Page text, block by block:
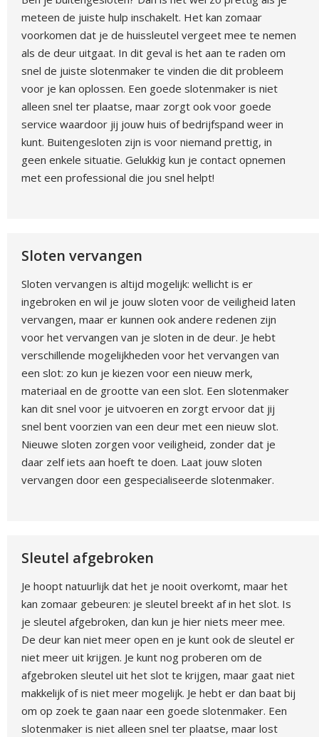
meteen de juiste hulp inschakelt. Het kan zomaar
voorkomen dat je de huissleutel vergeet mee te nemen
als de deur uitgaat. In dit geval is het aan te raden om
snel de juiste slotenmaker te vinden die dit probleem
voor je kan oplossen. Een goede slotenmaker is niet
alleen snel ter plaatse, maar zorgt ook voor goede
service waardoor jij jouw huis of bedrijfspand weer in
kunt. Buitengesloten zijn is voor niemand prettig, in
geen enkele situatie. Gelukkig kun je contact opnemen
met een professional die jou snel helpt!
Sloten vervangen
Sloten vervangen is altijd mogelijk: wellicht is er
ingebroken en wil je jouw sloten voor de veiligheid laten
vervangen, maar er kunnen ook andere redenen zijn
voor het vervangen van je sloten in de deur. Je hebt
verschillende mogelijkheden voor het vervangen van
een slot: zo kun je kiezen voor een nieuw merk,
materiaal en de grootte van een slot. Een slotenmaker
kan dit snel voor je uitvoeren en zorgt ervoor dat jij
snel bent voorzien van een deur met een nieuw slot.
Nieuwe sloten zorgen voor veiligheid, zonder dat je
daar zelf iets aan hoeft te doen. Laat jouw sloten
vervangen door een gespecialiseerde slotenmaker.
Sleutel afgebroken
Je hoopt natuurlijk dat het je nooit overkomt, maar het
kan zomaar gebeuren: je sleutel breekt af in het slot. Is
je sleutel afgebroken, dan kun je hier niets meer mee.
De deur kan niet meer open en je kunt ook de sleutel er
niet meer uit krijgen. Je kunt nog proberen om de
afgebroken sleutel uit het slot te krijgen, maar gaat niet
makkelijk of is niet meer mogelijk. Je hebt er dan baat bij
om op zoek te gaan naar een goede slotenmaker. Een
slotenmaker is niet alleen snel ter plaatse, maar lost